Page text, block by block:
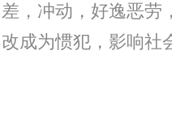
，冲动，好逸恶劳
成为惯犯，影响社